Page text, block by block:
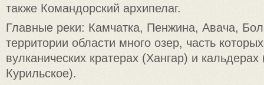
также Командорский архипелаг.
Главные реки: Камчатка, Пенжина, Авача,
территории области много озер, часть
вулканических кратерах (Хангар) и
Курильское).